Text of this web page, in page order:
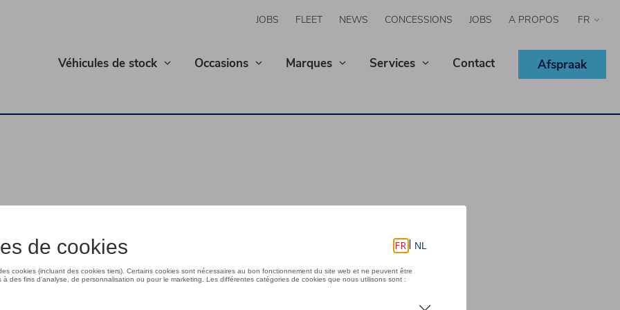
JOBS FLEET NEWS CONCESSIONS JOBS A PROPOS
Select
Véhicules de stock Occasions Marques Services Contact Afspraak